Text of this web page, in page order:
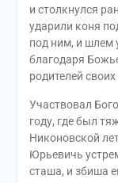
и столкнулся
ударили коня
под ним, и шлем
благодаря
родителей
Участвовал
году, где был
Никоновской
Юрьевичь
сташа, и збиша